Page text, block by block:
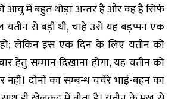
में बहुत थोड़ा अन्तर है और वह है सिर्फ
से बड़ी थी, चाहे उसे यह बड़प्पन एक
हो; लेकिन इस एक दिन के लिए यतीन को
हेतु सम्मान दिखाना होगा, यह यतीन को
नहीं। दोनों का सम्बन्ध चचेरे भाई-बहन का